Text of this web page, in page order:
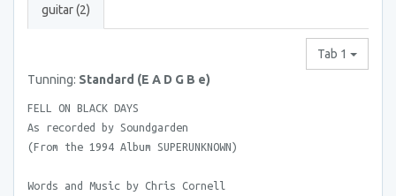
guitar (2)
Tab 1
Tunning: Standard (E A D G B e)
FELL ON BLACK DAYS
As recorded by Soundgarden
(From the 1994 Album SUPERUNKNOWN)
Words and Music by Chris Cornell